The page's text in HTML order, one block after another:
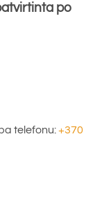
po
telefonu:+370